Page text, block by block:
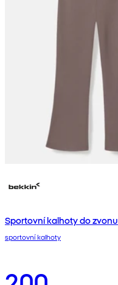
Sportovní kalhoty do zvonu
sportovní kalhoty